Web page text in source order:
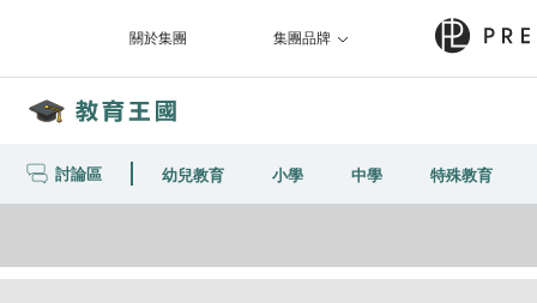
關於集團 集團品牌
討論區 幼兒教育 小學 中學 特殊教育